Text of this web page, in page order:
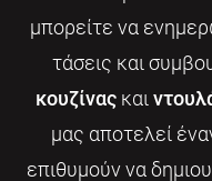
μπορείτε να
τάσεις και
κουζίναςκαι
μας αποτελεί
επιθυμούν να